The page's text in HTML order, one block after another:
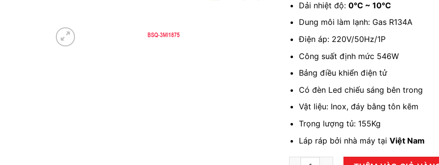
Dải nhiệt độ:0℃ ~ 10℃
Dung môi làm lạnh: Gas R134A
Điện áp: 220V/50Hz/1P
Công suất định mức 546W
Bảng điều khiển điện tử
Có đèn Led chiếu sáng bên trong
Vật liệu: Inox, đáy bằng tôn kẽm
Trọng lượng tủ: 155Kg
Láp ráp bởi nhà máy tạiViệt Nam
Tủ bàn Salad quạt gió 3 cánh BSQ-3MI1875